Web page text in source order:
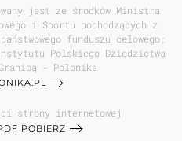
jest ze środków Ministra
i Sportu pochodzących z
funduszu celowego;
Polskiego Dziedzictwa
- Polonika
strony internetowej
POBIERZ